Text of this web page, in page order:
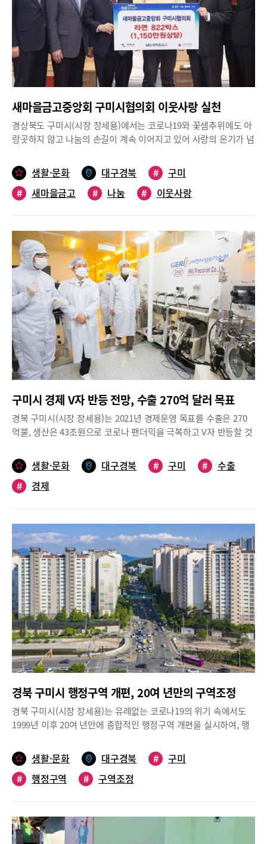
로 확대될 것으로 구미시는 예측하고 있다.이에, 구미시는 2017년
제정한 탄소산업 육성 및 지원조례에 근거해 다양한 탄소산업 육성
을 추진하고 있다. 먼저, 탄소소재 핵심기술 보유기업과 발열 의자,
휠체어, 공기호흡기용 압력용기, 고강도 경량 특수목적용 사다리 등
탄소복합소재를 활용한 핵심기술 개발 사업을 진행하고 있으며, 국
내 유일의 탄소소재 중심의 포럼도 매년 개최하고 있으며, 탄소 관
지에 구축된 상용화 인증센터를 통해 탄소제품 표준개발 및 보급과
탄소제품에 대한 신뢰성 인증시스템을 구축해 국산화 촉진 및 경쟁
력도 강화할 계획이다. 또한, 대부분 수입에 의존하고 있는 탄소 복
합제부품 제조,검사장비, 이종접합 부품제조 장비, 탄소복합재 성형
과 함께 국산화한다는 계획이다.구미시는 과거, 탄소산업이 주로 탄
소소재 중심의 연구 개발이었다면, 앞으로는 시장 창출을 위한 기업
실증 기반의 수요시장 확대 방향으로 중심축이 옮겨갈 것으로 판단
산업통상자원부, 경상북도와 공동협력 하여 지역 탄소산업 진흥에
최선을 다할 것이라고 밝혔다.
새마을금고중앙회 구미시협의회 이웃사랑 실천
경상북도 구미시(시장 장세용)에서는 코로나19와 꽃샘추위에도 아
랑곳하지 않고 나눔의 손길이 계속 이어지고 있어 사랑의 온기가 넘
마을금고 이사장)는 1,150만원 상당의 라면 822박스를 어려운 이웃
에게 전해 달라며 구미시에 기탁했다. 이 협의회는 지난 2011년부
터 매년 구미시장학재단에도 장학금 5천만원을 기탁하고 있으며,
려움에도 도움의 손길이 필요한 이웃을 생각하고, 사랑을 실천해 주
시는 많은 분들 덕분에 더 행복한 구미시를 만들어 갈 수 있다”며 감
사의 인사를 전했다.
생활·문화 대구경북 #
구미
#
새마을금고 # 나눔 # 이웃사랑
구미시 경제 V자 반등 전망, 수출 270억 달러 목표
경북 구미시(시장 장세용)는 2021년 경제운영 목표를 수출은 270
억불, 생산은 43조원으로 코로나 팬더믹을 극복하고 V자 반등할 것
9.3%, 생산은 37조원보다 16.2% 증가한 수치로, 연말 구미상공회
의소(회장 조정문) 조사 결과 2021년 1/4분기 기업경기전망치(BSI)
가 ‘73’으로 2020년 4/4분기 ‘53’ 대비 25포인트 증가한 내용을 반
우리나라 국가 경제는 코로나19의 영향으로 인한 세계수요 감소와
불확실성 증가로 인한 투자 감소로 ­1.1%의 경제성장률이 예상되는
가운데, 구미시 경제도 코로나19 확산 및 장기화에 따른 글로벌 경
기 부진의 영향으로 공단 근로자 수는 전년(86,386명) 대비 2,900여
명이 줄어든 83,500여명으로 고용이 감소되었다.그러나, 경상북도
구미시는 2020년 4분기 들어 월 평균 25억불로 수출세가 회복되었
고, 2021년도 이런 추세를 이어가 반도체, 광학제품 등의 품목을 중
심으로 수출증가세를 유지할 전망이며, 2021년 글로벌 경기회복과
유가의 완만한 상승 등은 수출에 긍정적 효과를 가져 올 것으로 예
상되고 있다.장세용 구미시장은 신축년 새해에 코로나19 대비 탄탄
한 감염병 대응체계 하에 산단대개조, 스마트그린산단 조성 사업 등
뉴딜을 선도할 신성장 산업을 집중 육성하여 빠르고 강한 경기 회복
을 이끌어 시민들의 체감경기를 향상시키는데 전 행정력을 집중하
겠다는 강한 의지를 나타냈다.
생활·문화 대구경북 # 구미 #
수출
#
경제
경북 구미시 행정구역 개편, 20여 년만의 구역조정
경북 구미시(시장 장세용)는 유례없는 코로나19의 위기 속에서도
1999년 이후 20여 년만에 종합적인 행정구역 개편을 실시하여, 행
냈다.1999년 33만여 명이었던 인구는 42만명으로 늘어났다. 도시
화가 진행되면서 날로 복잡해지는 행정수요를 해결하기 위해 보다
효율적이고 합리적인 행정구역 조정의 필요성에 공감하고, 불합리
좋은 삶의 터전을 마련하기 위해 부지런히 노력한 결과, 보다 나은
구미의 행정지도가 그려졌다.불합리한 행정동 경계 조정지난 7월
생활·문화 대구경북 #
구미
#
행정구역 # 구역조정